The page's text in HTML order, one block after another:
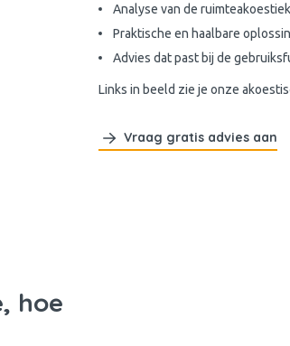
Analyse van de ruimteakoestiek
Praktische en haalbare
Advies dat past bij de
Links in beeld zie je onze
Vraag gratis advies aan
hoe